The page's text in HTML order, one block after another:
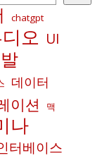
chatgpt
오 UI
데이터
이션
맥
나
터베이스